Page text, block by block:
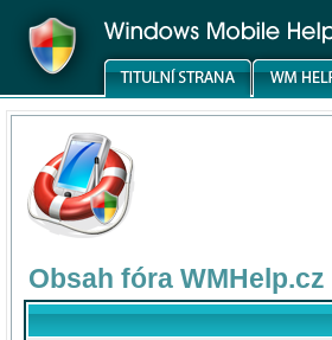
Obsah fóra WMHelp.cz